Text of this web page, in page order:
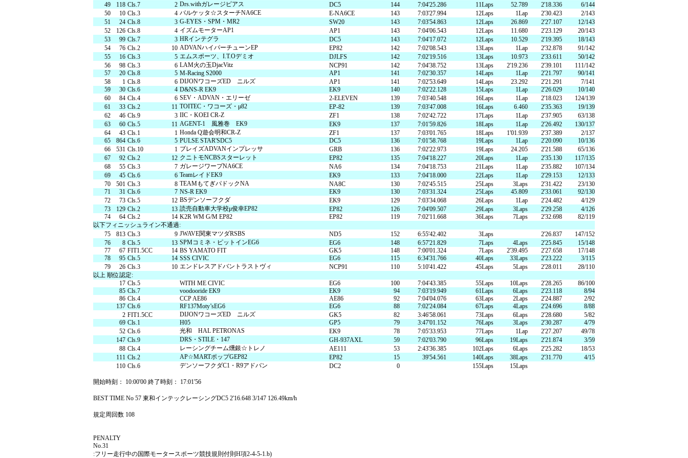
49
118 Cls.7 2 Drs.withガレージピアス DC5 144 7:04'25.286 11Laps 52.789 2'18.336
6/144
50
10 Cls.3 4 バルケッタ☆スターチNA6CE E-NA6CE 143 7:03'27.994 12Laps 1Lap 2'30.423
2/143
51
24 Cls.8 3 G-EYES・SPM・MR2 SW20 143 7:03'54.863 12Laps 26.869 2'27.107
12/143
52
126 Cls.8 4 イズムモーターAP1 AP1 143 7:04'06.543 12Laps 11.680 2'23.129
20/143
53
99 Cls.7 3 HRインテグラ DC5 143 7:04'17.072 12Laps 10.529 2'19.395
18/143
54
76 Cls.2 10 ADVANハイパーチューンEP EP82 142 7:02'08.543 13Laps 1Lap 2'32.878
91/142
55
16 Cls.3 5 エムスポーツ、I.T.Oデミオ DJLFS 142 7:02'19.516 13Laps 10.973 2'33.611
50/142
56
98 Cls.3 6 LAM火の玉DjacVitz NCP91 142 7:04'38.752 13Laps 2'19.236 2'39.101
111/142
57
20 Cls.8 5 M-Racing S2000 AP1 141 7:02'30.357 14Laps 1Lap 2'21.797
90/141
58
1 Cls.8 6 DIJONワコーズED ニルズ AP1 141 7:02'53.649 14Laps 23.292 2'21.291
7/141
59
30 Cls.6 4 D&NS-R EK9 EK9 140 7:02'22.128 15Laps 1Lap 2'26.029
10/140
60
84 Cls.4 6 SEV・ADVAN・エリーゼ 2-ELEVEN 139 7:03'40.548 16Laps 1Lap 2'18.023
124/139
61
33 Cls.2 11 TOITEC・ワコーズ・μ82 EP-82 139 7:03'47.008 16Laps 6.460 2'35.363
19/139
62
46 Cls.9 3 IIC・KOEI CR-Z ZF1 138 7:02'42.722 17Laps 1Lap 2'37.905
63/138
63
60 Cls.5 11 AGENT-1 風雅巻 EK9 EK9 137 7:01'59.826 18Laps 1Lap 2'26.492
130/137
64
43 Cls.1 1 Honda Q遊会明和CR-Z ZF1 137 7:03'01.765 18Laps 1'01.939 2'37.389
2/137
65
864 Cls.6 5 PULSE STAR'SDC5 DC5 136 7:01'58.768 19Laps 1Lap 2'20.090
10/136
66
531 Cls.10 1 ブレイズADVANインプレッサ GRB 136 7:02'22.973 19Laps 24.205 2'21.588
65/136
67
92 Cls.2 12 クニトモNCBSスターレット EP82 135 7:04'18.227 20Laps 1Lap 2'35.130
117/135
68
55 Cls.3 7 ガレージワープNA6CE NA6 134 7:04'18.753 21Laps 1Lap 2'35.882
107/134
69
45 Cls.6 6 TeamレイドEK9 EK9 133 7:04'18.000 22Laps 1Lap 2'29.153
12/133
70
501 Cls.3 8 TEAMもてぎパドックNA NA8C 130 7:02'45.515 25Laps 3Laps 2'31.422
23/130
71
31 Cls.6 7 NS-R EK9 EK9 130 7:03'31.324 25Laps 45.809 2'33.061
92/130
72
73 Cls.5 12 BSデンソーフクダ EK9 129 7:03'34.068 26Laps 1Lap 2'24.482
4/129
73
129 Cls.2 13 読売自動車大学校μ俊幸EP82 EP82 126 7:04'09.507 29Laps 3Laps 2'29.258
4/126
74
64 Cls.2 14 K2R WM G/M EP82 EP82 119 7:02'11.668 36Laps 7Laps 2'32.698
82/119
以下フィニッシュライン不通過:
75
813 Cls.3 9 JWAVE関東マツダRSBS ND5 152 6:55'42.402 3Laps 2'26.837
147/152
76
8 Cls.5 13 SPMコミネ・ピットインEG6 EG6 148 6:57'21.829 7Laps 4Laps 2'25.845
15/148
77
67 FIT1.5CC 14 BS YAMATO FIT GK5 148 7:00'01.324 7Laps 2'39.495 2'27.658
17/148
78
95 Cls.5 14 SSS CIVIC EG6 115 6:34'31.766 40Laps 33Laps 2'23.222
3/115
79
26 Cls.3 10 エンドレスアドバントラストヴィ NCP91 110 5:10'41.422 45Laps 5Laps 2'28.011
28/110
以上 順位認定:
17 Cls.5 WITH ME CIVIC EG6 100 7:04'43.385 55Laps 10Laps 2'28.265
86/100
85 Cls.7 voodooride EK9 EK9 94 7:03'19.949 61Laps 6Laps 2'23.118
8/94
86 Cls.4 CCP AE86 AE86 92 7:04'04.076 63Laps 2Laps 2'24.887
2/92
137 Cls.6 RF137Moty’sEG6 EG6 88 7:02'24.084 67Laps 4Laps 2'24.696
8/88
2 FIT1.5CC DIJONワコーズED ニルズ GK5 82 3:46'58.061 73Laps 6Laps 2'28.680
5/82
69 Cls.1 H05 GP5 79 3:47'01.152 76Laps 3Laps 2'30.287
4/79
52 Cls.6 光和 HAL PETRONAS EK9 78 7:05'33.953 77Laps 1Lap 2'27.207
49/78
147 Cls.9 DRS・STILE・147 GH-937AXL 59 7:02'03.790 96Laps 19Laps 2'21.874
3/59
88 Cls.4 レーシングチーム燻銀☆トレノ AE111 53 2:43'36.385 102Laps 6Laps 2'25.282
18/53
111 Cls.2 AP☆MARTポップGEP82 EP82 15 39'54.561 140Laps 38Laps 2'31.770
4/15
110 Cls.6 デンソーフクダC1・R9アドバン DC2 0 155Laps 15Laps
開始時刻： 10:00'00 終了時刻： 17:01'56
BEST TIME No 57 東和インテックレーシングDC5 2'16.648 3/147 126.49km/h
規定周回数 108
PENALTY
No.31
:フリー走行中の国際モータースポーツ競技規則付則H項2-4-5-1.b)